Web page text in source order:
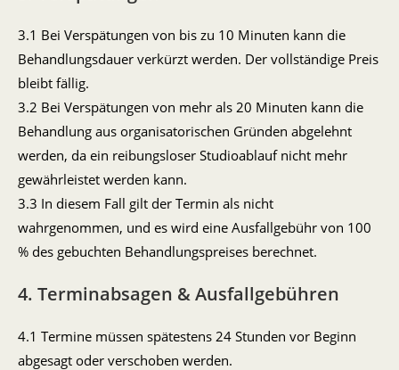
3.1 Bei Verspätungen von bis zu 10 Minuten kann die
Behandlungsdauer verkürzt werden. Der vollständige Preis
bleibt fällig.
3.2 Bei Verspätungen von mehr als 20 Minuten kann die
Behandlung aus organisatorischen Gründen abgelehnt
werden, da ein reibungsloser Studioablauf nicht mehr
gewährleistet werden kann.
3.3 In diesem Fall gilt der Termin als nicht
wahrgenommen, und es wird eine Ausfallgebühr von 100
% des gebuchten Behandlungspreises berechnet.
4. Terminabsagen & Ausfallgebühren
4.1 Termine müssen spätestens 24 Stunden vor Beginn
abgesagt oder verschoben werden.